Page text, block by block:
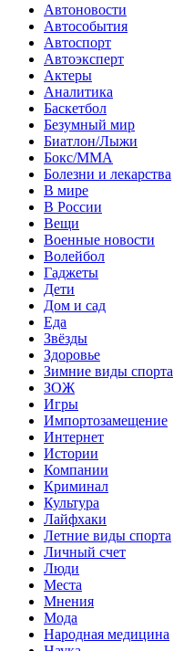
Автоновости
Автособытия
Автоспорт
Автоэксперт
Актеры
Аналитика
Баскетбол
Безумный мир
Биатлон/Лыжи
Бокс/MMA
Болезни и лекарства
В мире
В России
Вещи
Военные новости
Волейбол
Гаджеты
Дети
Дом и сад
Еда
Звёзды
Здоровье
Зимние виды спорта
ЗОЖ
Игры
Импортозамещение
Интернет
Истории
Компании
Криминал
Культура
Лайфхаки
Летние виды спорта
Личный счет
Люди
Места
Мнения
Мода
Народная медицина